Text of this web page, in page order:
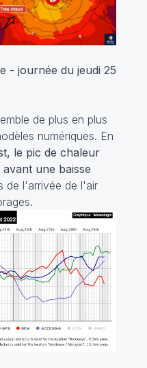
- journée du jeudi 25
de plus en plus
numériques. En
le pic de chaleur
une baisse
de l'arrivée de l'air